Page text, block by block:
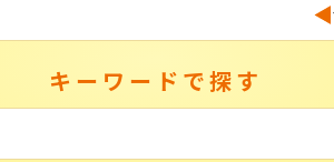
キーワードで探す